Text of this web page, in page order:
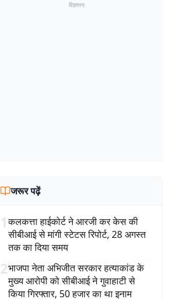
विज्ञापन
जरूर पढ़ें
1कलकत्ता हाईकोर्ट ने आरजी कर केस की
सीबीआई से मांगी स्टेटस रिपोर्ट, 28 अगस्त
तक का दिया समय
2भाजपा नेता अभिजीत सरकार हत्याकांड के
मुख्य आरोपी को सीबीआई ने गुवाहाटी से
किया गिरफ्तार, 50 हजार का था इनाम